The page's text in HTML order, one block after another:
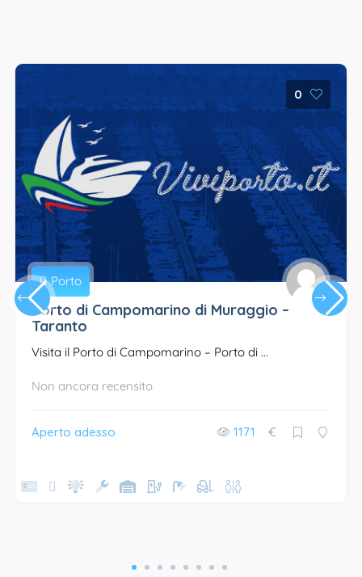
0
Porto
Porto di Campomarino di Muraggio –
Taranto
Visita il Porto di Campomarino – Porto di ...
Non ancora recensito
Aperto adesso 1171 €